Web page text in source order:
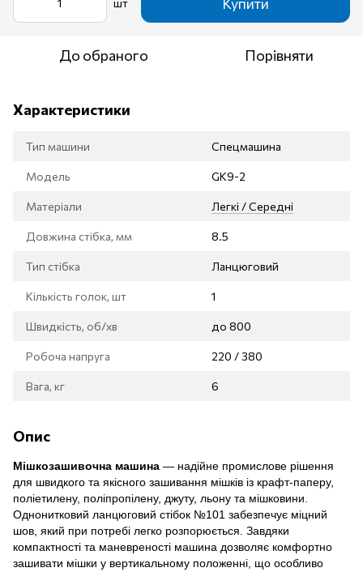
До обраного Порівняти
Характеристики
Тип машини Спецмашина
Модель GK9-2
Матеріали Легкі / Середні
Довжина стібка, мм 8.5
Тип стібка Ланцюговий
Кількість голок, шт 1
Швидкість, об/хв до 800
Робоча напруга 220 / 380
Вага, кг 6
Опис
Мішкозашивочна машина — надійне промислове рішення
для швидкого та якісного зашивання мішків із крафт-паперу,
поліетилену, поліпропілену, джуту, льону та мішковини.
Однонитковий ланцюговий стібок №101 забезпечує міцний
шов, який при потребі легко розпорюється. Завдяки
компактності та маневреності машина дозволяє комфортно
зашивати мішки у вертикальному положенні, що особливо